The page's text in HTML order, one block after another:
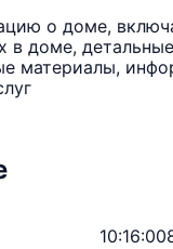
о доме,
доме,
материалы,